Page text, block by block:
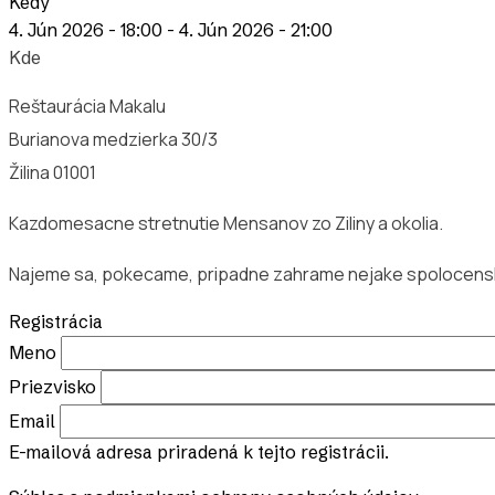
4. Jún 2026 - 18:00 - 4. Jún 2026 - 21:00
Kde
Reštaurácia Makalu
Burianova medzierka 30/3
Žilina 01001
Kazdomesacne stretnutie Mensanov zo Ziliny a okolia.
Najeme sa, pokecame, pripadne zahrame nejake
Registrácia
Meno
Priezvisko
Email
E-mailová adresa priradená k tejto registrácii.